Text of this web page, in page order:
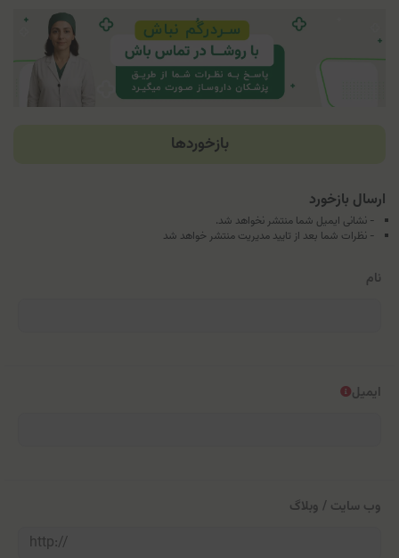
بازخوردها
ارسال بازخورد
- نشانی ایمیل شما منتشر نخواهد شد.
- نظرات شما بعد از تایید مدیریت منتشر خواهد شد
نام
ایمیل
وب سایت / وبلاگ